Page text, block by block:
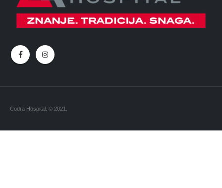
Codra Hospital. © 2021.